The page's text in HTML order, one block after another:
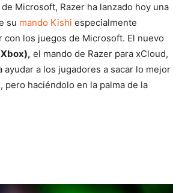
Microsoft, Razer ha lanzado hoy una
su mando Kishi especialmente
con los juegos de Microsoft. El nuevo
el mando de Razer para xCloud,
ayudar a los jugadores a sacar lo mejor
pero haciéndolo en la palma de la